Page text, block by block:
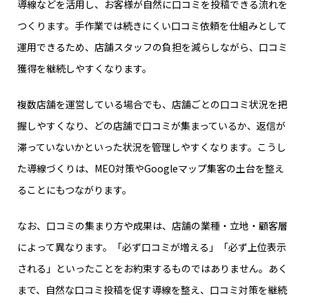
導線などを活用し、お客様が自然に口コミを投稿できる流れを
つくります。手作業では続きにくい口コミ依頼を仕組みとして
運用できるため、店舗スタッフの負担を減らしながら、口コミ
獲得を継続しやすくなります。
複数店舗を運営している場合でも、店舗ごとの口コミ状況を把
握しやすくなり、どの店舗で口コミが集まっているか、返信が
滞っていないかといった状況を管理しやすくなります。こうし
た導線づくりは、MEO対策やGoogleマップ集客の土台を整え
ることにもつながります。
なお、口コミの集まり方や成果は、店舗の業種・立地・顧客層
によって異なります。「必ず口コミが増える」「必ず上位表示
される」といったことをお約束するものではありません。あく
まで、自然な口コミ投稿を促す導線を整え、口コミ対策を継続